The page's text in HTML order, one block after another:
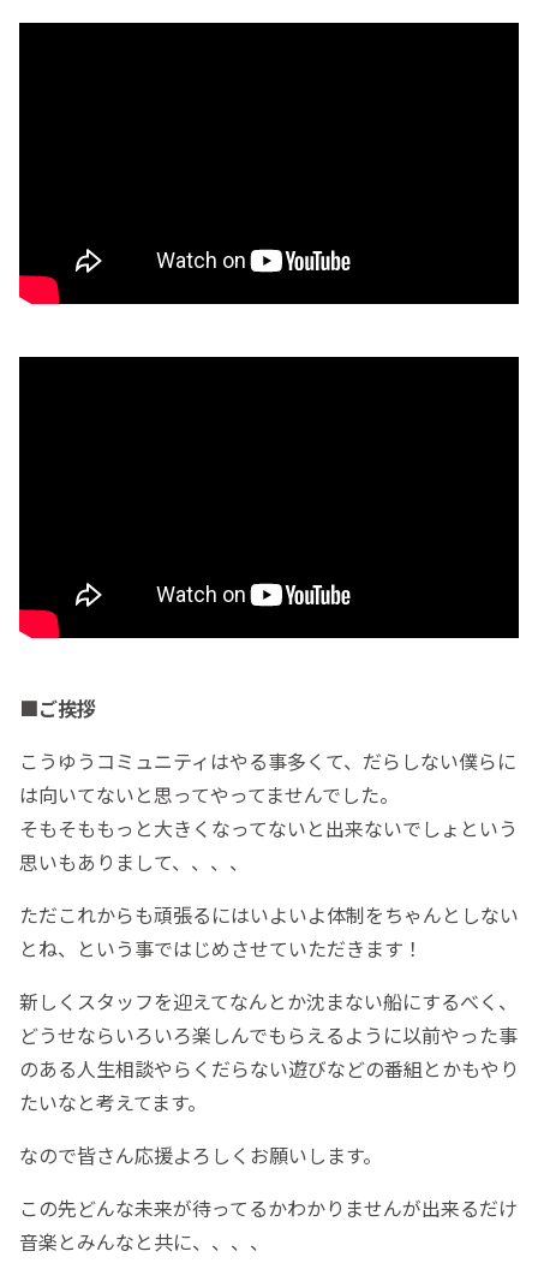
■ご挨拶
こうゆうコミュニティはやる事多くて、だらしない僕らに
は向いてないと思ってやってませんでした。
そもそももっと大きくなってないと出来ないでしょという
思いもありまして、、、、
ただこれからも頑張るにはいよいよ体制をちゃんとしない
とね、という事ではじめさせていただきます！
新しくスタッフを迎えてなんとか沈まない船にするべく、
どうせならいろいろ楽しんでもらえるように以前やった事
のある人生相談やらくだらない遊びなどの番組とかもやり
たいなと考えてます。
なので皆さん応援よろしくお願いします。
この先どんな未来が待ってるかわかりませんが出来るだけ
音楽とみんなと共に、、、、